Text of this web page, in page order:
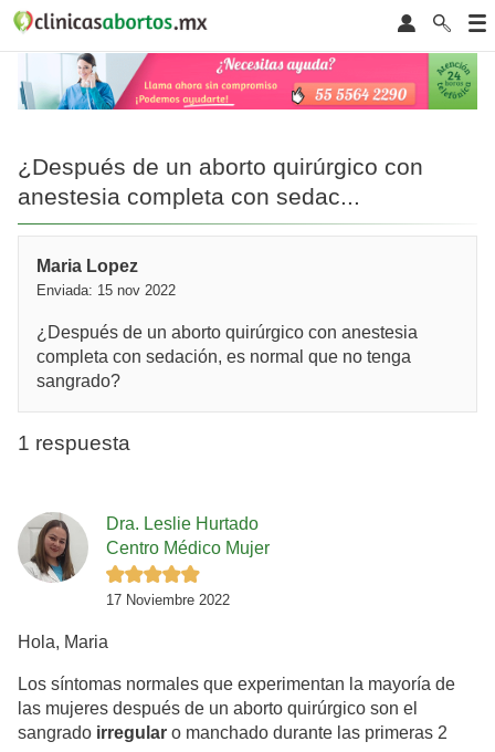
¿Después de un aborto quirúrgico con
anestesia completa con sedac...
Maria Lopez
Enviada: 15 nov 2022
¿Después de un aborto quirúrgico con anestesia
completa con sedación, es normal que no tenga
sangrado?
1 respuesta
Dra. Leslie Hurtado
Centro Médico Mujer
17 Noviembre 2022
Hola, Maria
Los síntomas normales que experimentan la mayoría de
las mujeres después de un aborto quirúrgico son el
sangrado irregular o manchado durante las primeras 2